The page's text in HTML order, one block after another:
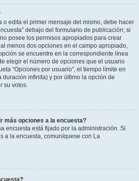
o edita el primer mensaje del mismo, debe hacer
debajo del formulario de publicación; si
posee los permisos apropiados para crear
menos dos opciones en el campo apropiado,
se encuentre en la correspondiente línea
elegir el número de opciones que el usuario
“Opciones por usuario”, el tiempo límite en
duración infinita) y por último la opción de
su votos.
más opciones a la encuesta?
encuesta está fijado por la administración. Si
a la encuesta, comuníquese con La